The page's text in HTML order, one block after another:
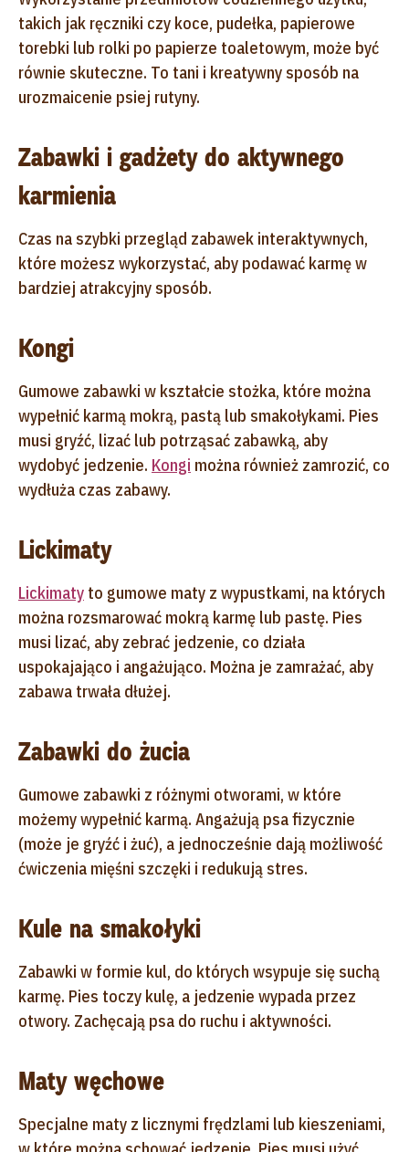
takich jak ręczniki czy koce, pudełka, papierowe
torebki lub rolki po papierze toaletowym, może być
równie skuteczne. To tani i kreatywny sposób na
urozmaicenie psiej rutyny.
Zabawki i gadżety do aktywnego
karmienia
Czas na szybki przegląd zabawek interaktywnych,
które możesz wykorzystać, aby podawać karmę w
bardziej atrakcyjny sposób.
Kongi
Gumowe zabawki w kształcie stożka, które można
wypełnić karmą mokrą, pastą lub smakołykami. Pies
musi gryźć, lizać lub potrząsać zabawką, aby
wydobyć jedzenie. Kongi można również zamrozić, co
wydłuża czas zabawy.
Lickimaty
Lickimaty to gumowe maty z wypustkami, na których
można rozsmarować mokrą karmę lub pastę. Pies
musi lizać, aby zebrać jedzenie, co działa
uspokajająco i angażująco. Można je zamrażać, aby
zabawa trwała dłużej.
Zabawki do żucia
Gumowe zabawki z różnymi otworami, w które
możemy wypełnić karmą. Angażują psa fizycznie
(może je gryźć i żuć), a jednocześnie dają możliwość
ćwiczenia mięśni szczęki i redukują stres.
Kule na smakołyki
Zabawki w formie kul, do których wsypuje się suchą
karmę. Pies toczy kulę, a jedzenie wypada przez
otwory. Zachęcają psa do ruchu i aktywności.
Maty węchowe
Specjalne maty z licznymi frędzlami lub kieszeniami,